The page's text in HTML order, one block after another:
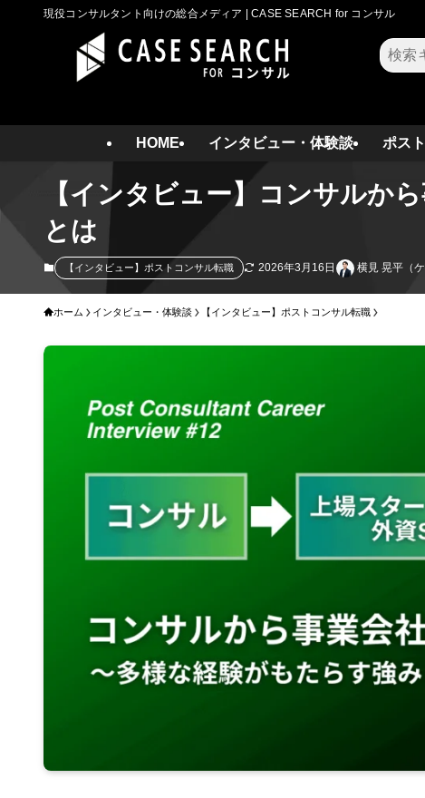
現役コンサルタント向けの総合メディア | CASE SEARCH for コンサル
HOME インタビュー・体験談 ポス
検
索
【インタビュー】コンサルか
とは
【インタビュー】ポストコンサル転職 2026年3月16日 横見 晃平（
ホーム インタビュー・体験談 【インタビュー】ポストコンサル転職